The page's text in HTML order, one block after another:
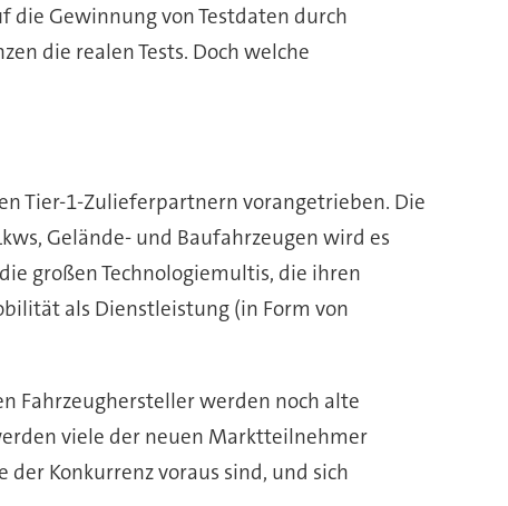
Gewinnung von Testdaten durch
die realen Tests. Doch welche
Tier-1-Zulieferpartnern vorangetrieben. Die
Gelände- und Baufahrzeugen wird es
großen Technologiemultis, die ihren
als Dienstleistung (in Form von
Fahrzeughersteller werden noch alte
viele der neuen Marktteilnehmer
Konkurrenz voraus sind, und sich